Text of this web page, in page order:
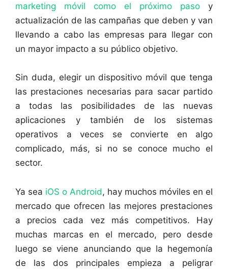
marketing móvil como el próximo paso y
actualización de las campañas que deben y van
llevando a cabo las empresas para llegar con
un mayor impacto a su público objetivo.
Sin duda, elegir un dispositivo móvil que tenga
las prestaciones necesarias para sacar partido
a todas las posibilidades de las nuevas
aplicaciones y también de los sistemas
operativos a veces se convierte en algo
complicado, más, si no se conoce mucho el
sector.
Ya sea iOS o Android, hay muchos móviles en el
mercado que ofrecen las mejores prestaciones
a precios cada vez más competitivos. Hay
muchas marcas en el mercado, pero desde
luego se viene anunciando que la hegemonía
de las dos principales empieza a peligrar